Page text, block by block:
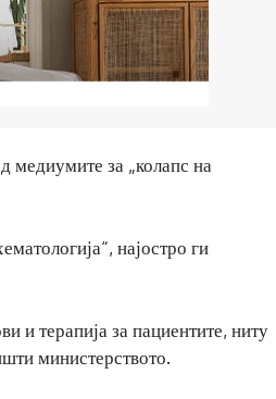
медиумите за „колапс на
најостро ги
и терапија за пациентите, ниту
министерството.